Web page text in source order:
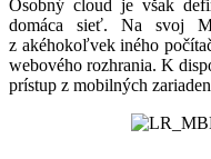
Osobný cloud je však
domáca sieť. Na svoj
z akéhokoľvek iného
webového rozhrania. K
prístup z mobilných